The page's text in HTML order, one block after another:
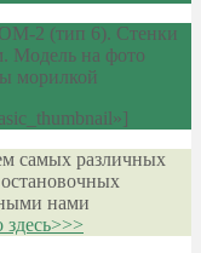
ОМ-2 (тип 6). Стенки
Модель на фото
морилкой
самых различных
нами